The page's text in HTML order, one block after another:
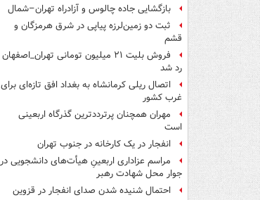
بازگشایی جاده چالوس و آزادراه تهران–شمال
ثبت دو زمین‌لرزه پیاپی در شرق هرمزگان و
قشم
فروش بلیت ۲۱ میلیون تومانی تهران_اصفهان
رد شد
اتصال ریلی کرمانشاه به بغداد افق تازه‌ای برای
غرب کشور
مهران همچنان پرترددترین گذرگاه اربعینی
است
انفجار در یک کارخانه در جنوب تهران
مراسم عزاداری اربعینِ هیأت‌های دانشجویی در
جوار محل شهادت رهبر
احتمال شنیده شدن صدای انفجار در قزوین